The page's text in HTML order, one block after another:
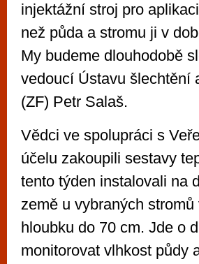
injektážní stroj pro
než půda a stromu ji v
My budeme dlouhodobě
vedoucí Ústavu šlechtění
(ZF) Petr Salaš.
Vědci ve spolupráci s
účelu zakoupili sestavy
tento týden instalovali na
země u vybraných
hloubku do 70 cm. Jde o
monitorovat vlhkost půdy